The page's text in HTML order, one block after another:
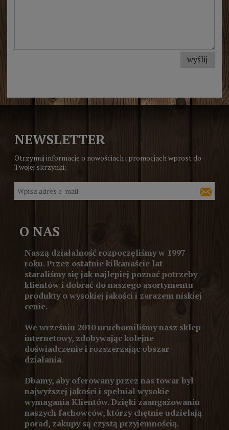
wyślij
NEWSLETTER
Otrzymuj informacje o nowościach i promocjach wprost do
Twojej skrzynki:
O NAS
Naszą działalność rozpoczęliśmy w 1997
roku. Przez ostatnie kilkanaście lat
staraliśmy się jak najlepiej poznać potrzeby
klientów i dobrać do naszego asortymentu
produkty o wysokiej jakości i zarazem niskiej
cenie.
We wrześniu 2010 uruchomiliśmy nasz sklep
internetowy, zdobywając kolejne
doświadczenie i rozszerzając obszar
działania.
Dbamy, aby oferowany przez nas towar był
najwyższej jakości i spełniał wysokie
wymagania Klientów. Dzięki zaangażowaniu
naszych fachowców, którzy chętnie udzielają
porad, zakupy są czystą przyjemnością.